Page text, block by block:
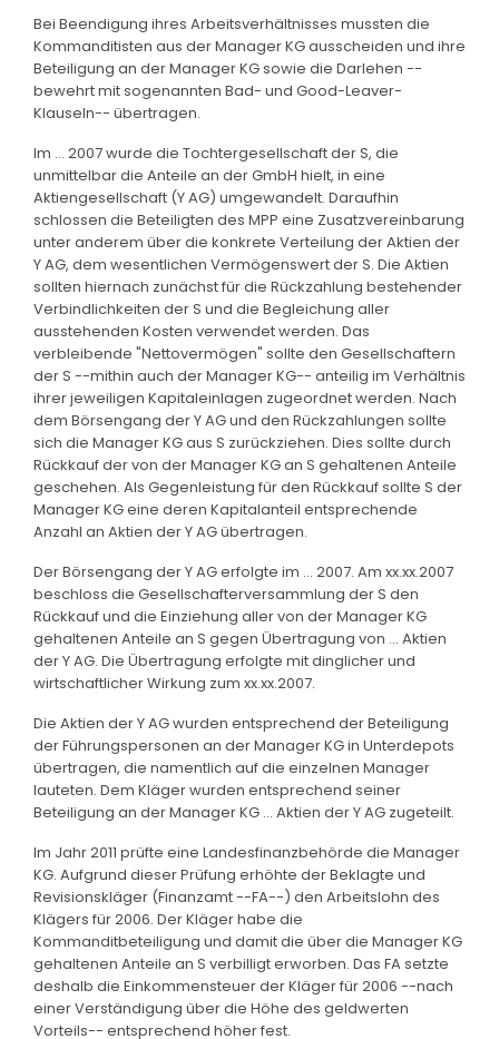
Bei Beendigung ihres Arbeitsverhältnisses mussten die
Kommanditisten aus der Manager KG ausscheiden und ihre
Beteiligung an der Manager KG sowie die Darlehen --
bewehrt mit sogenannten Bad- und Good-Leaver-
Klauseln-- übertragen.
Im ... 2007 wurde die Tochtergesellschaft der S, die
unmittelbar die Anteile an der GmbH hielt, in eine
Aktiengesellschaft (Y AG) umgewandelt. Daraufhin
schlossen die Beteiligten des MPP eine Zusatzvereinbarung
unter anderem über die konkrete Verteilung der Aktien der
Y AG, dem wesentlichen Vermögenswert der S. Die Aktien
sollten hiernach zunächst für die Rückzahlung bestehender
Verbindlichkeiten der S und die Begleichung aller
ausstehenden Kosten verwendet werden. Das
verbleibende "Nettovermögen" sollte den Gesellschaftern
der S --mithin auch der Manager KG-- anteilig im Verhältnis
ihrer jeweiligen Kapitaleinlagen zugeordnet werden. Nach
dem Börsengang der Y AG und den Rückzahlungen sollte
sich die Manager KG aus S zurückziehen. Dies sollte durch
Rückkauf der von der Manager KG an S gehaltenen Anteile
geschehen. Als Gegenleistung für den Rückkauf sollte S der
Manager KG eine deren Kapitalanteil entsprechende
Anzahl an Aktien der Y AG übertragen.
Der Börsengang der Y AG erfolgte im ... 2007. Am xx.xx.2007
beschloss die Gesellschafterversammlung der S den
Rückkauf und die Einziehung aller von der Manager KG
gehaltenen Anteile an S gegen Übertragung von ... Aktien
der Y AG. Die Übertragung erfolgte mit dinglicher und
wirtschaftlicher Wirkung zum xx.xx.2007.
Die Aktien der Y AG wurden entsprechend der Beteiligung
der Führungspersonen an der Manager KG in Unterdepots
übertragen, die namentlich auf die einzelnen Manager
lauteten. Dem Kläger wurden entsprechend seiner
Beteiligung an der Manager KG ... Aktien der Y AG zugeteilt.
Im Jahr 2011 prüfte eine Landesfinanzbehörde die Manager
KG. Aufgrund dieser Prüfung erhöhte der Beklagte und
Revisionskläger (Finanzamt --FA--) den Arbeitslohn des
Klägers für 2006. Der Kläger habe die
Kommanditbeteiligung und damit die über die Manager KG
gehaltenen Anteile an S verbilligt erworben. Das FA setzte
deshalb die Einkommensteuer der Kläger für 2006 --nach
einer Verständigung über die Höhe des geldwerten
Vorteils-- entsprechend höher fest.